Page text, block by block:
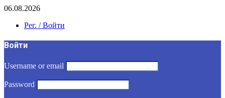
06.08.2026
Рег. / Войти
Войти
Username or email
Password